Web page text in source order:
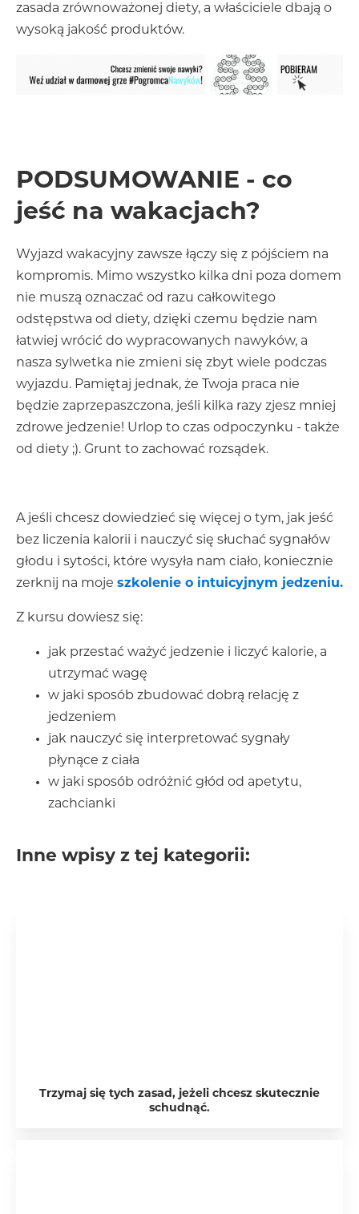
zasada zrównoważonej diety, a właściciele dbają o
wysoką jakość produktów.
PODSUMOWANIE - co
jeść na wakacjach?
Wyjazd wakacyjny zawsze łączy się z pójściem na
kompromis. Mimo wszystko kilka dni poza domem
nie muszą oznaczać od razu całkowitego
odstępstwa od diety, dzięki czemu będzie nam
łatwiej wrócić do wypracowanych nawyków, a
nasza sylwetka nie zmieni się zbyt wiele podczas
wyjazdu. Pamiętaj jednak, że Twoja praca nie
będzie zaprzepaszczona, jeśli kilka razy zjesz mniej
zdrowe jedzenie! Urlop to czas odpoczynku - także
od diety ;). Grunt to zachować rozsądek.
A jeśli chcesz dowiedzieć się więcej o tym, jak jeść
bez liczenia kalorii i nauczyć się słuchać sygnałów
głodu i sytości, które wysyła nam ciało, koniecznie
zerknij na moje szkolenie o intuicyjnym jedzeniu.
Z kursu dowiesz się:
jak przestać ważyć jedzenie i liczyć kalorie, a
utrzymać wagę
w jaki sposób zbudować dobrą relację z
jedzeniem
jak nauczyć się interpretować sygnały
płynące z ciała
w jaki sposób odróżnić głód od apetytu,
zachcianki
Inne wpisy z tej kategorii:
Trzymaj się tych zasad, jeżeli chcesz skutecznie
schudnąć.